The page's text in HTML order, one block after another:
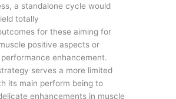
a standalone cycle would
totally
for these aiming for
positive aspects or
enhancement.
serves a more limited
its main perform being to
enhancements in muscle